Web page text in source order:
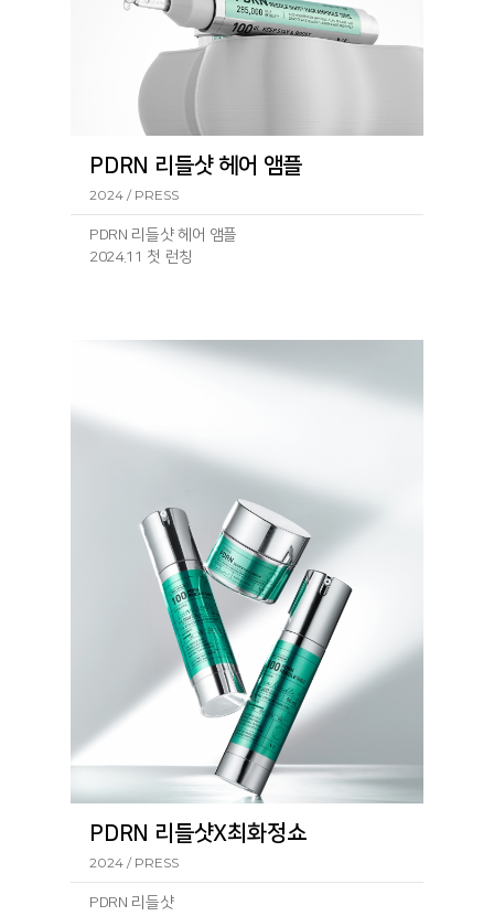
PDRN 리들샷 헤어 앰플
2024 / PRESS
PDRN 리들샷 헤어 앰플
2024.11 첫 런칭
no=292430
PDRN 리들샷X최화정쇼
2024 / PRESS
PDRN 리들샷